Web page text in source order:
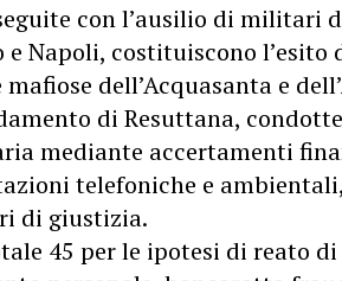
con l’ausilio di militari
Napoli, costituiscono l’esito
dell’Acquasanta e
di Resuttana,
mediante accertamenti
telefoniche e
di giustizia.
45 per le ipotesi di reato di